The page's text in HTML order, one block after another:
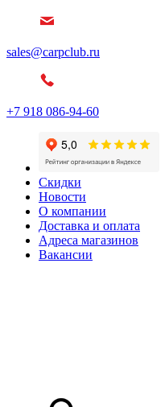
sales@carpclub.ru
+7 918 086-94-60
Скидки
Новости
О компании
Доставка и оплата
Адреса магазинов
Вакансии